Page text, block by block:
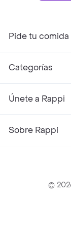
Pide tu
Categorías
Únete a Rappi
Sobre Rappi
©